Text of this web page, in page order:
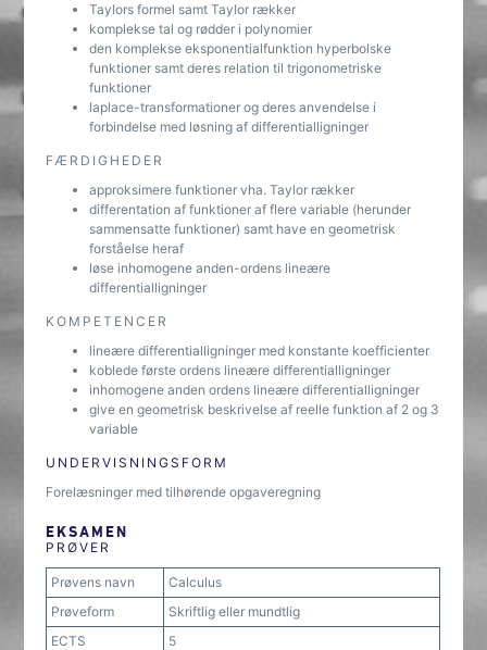
Taylors formel samt Taylor rækker
komplekse tal og rødder i polynomier
den komplekse eksponentialfunktion hyperbolske
funktioner samt deres relation til trigonometriske
funktioner
laplace-transformationer og deres anvendelse i
forbindelse med løsning af differentialligninger
FÆRDIGHEDER
approksimere funktioner vha. Taylor rækker
differentation af funktioner af flere variable (herunder
sammensatte funktioner) samt have en geometrisk
forståelse heraf
løse inhomogene anden-ordens lineære
differentialligninger
KOMPETENCER
lineære differentialligninger med konstante koefficienter
koblede første ordens lineære differentialligninger
inhomogene anden ordens lineære differentialligninger
give en geometrisk beskrivelse af reelle funktion af 2 og 3
variable
UNDERVISNINGSFORM
Forelæsninger med tilhørende opgaveregning
EKSAMEN
PRØVER
Prøvens navn
Calculus
Prøveform
Skriftlig eller mundtlig
ECTS
5